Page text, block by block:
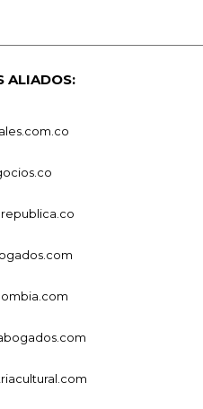
ALIADOS: